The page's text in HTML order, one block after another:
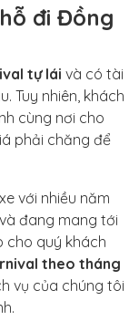
đi Đồng
tự lái và có tài
Tuy nhiên, khách
cùng nơi cho
phải chăng để
với nhiều năm
đang mang tới
cho quý khách
theo tháng
vụ của chúng tôi